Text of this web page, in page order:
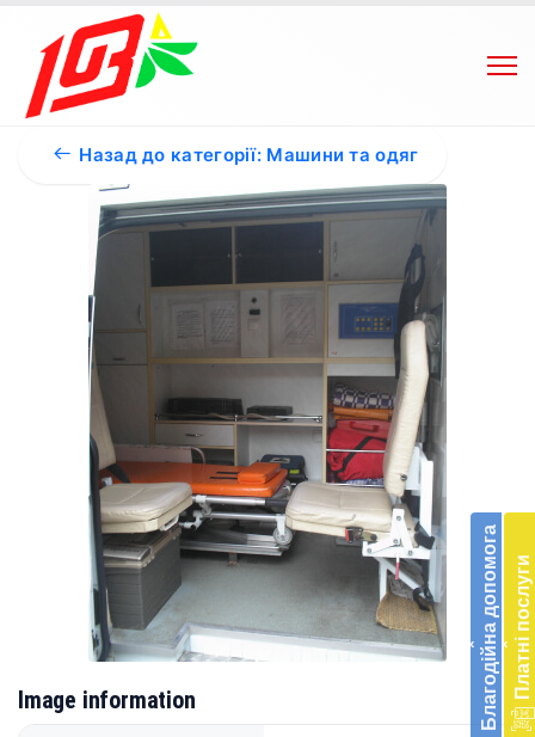
‹ Благодійна допомога ‹ Платні послуги
Назад до категорії: Машини та одяг
Image information